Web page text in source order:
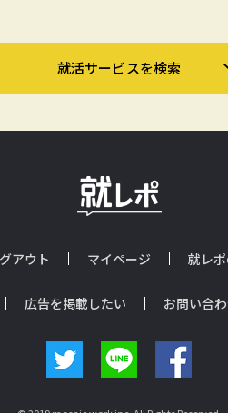
就活サービスを検索
アウト マイページ 就レ
広告を掲載したい お問い合